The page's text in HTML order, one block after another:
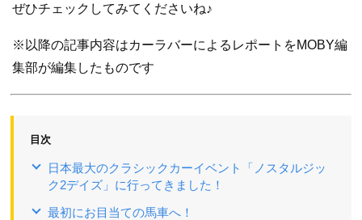
ぜひチェックしてみてくださいね♪
※以降の記事内容はカーラバーによるレポートをMOBY編
集部が編集したものです
目次
日本最大のクラシックカーイベント「ノスタルジッ
ク2デイズ」に行ってきました！
最初にお目当ての馬車へ！